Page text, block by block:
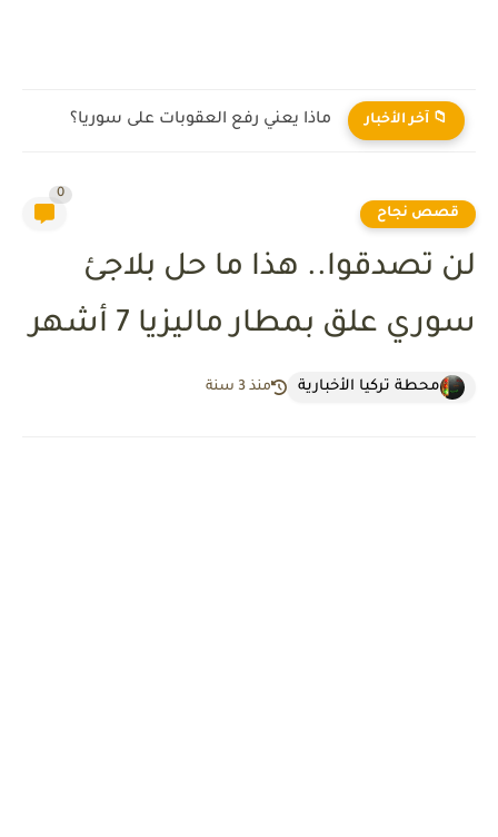
📁 آخر الأخبار ماذا يعني رفع العقوبات على سوريا؟
قصص نجاح
0
لن تصدقوا.. هذا ما حل بلاجئ
سوري علق بمطار ماليزيا 7 أشهر
محطة تركيا الأخبارية منذ 3 سنة